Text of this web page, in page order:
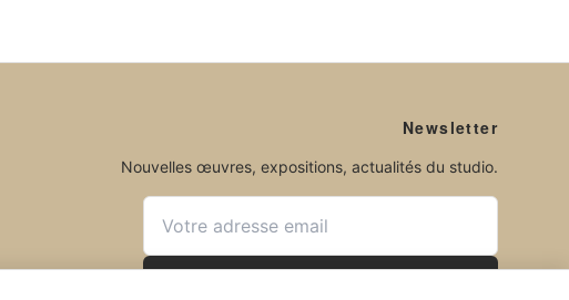
Newsletter
Nouvelles œuvres, expositions, actualités du studio.